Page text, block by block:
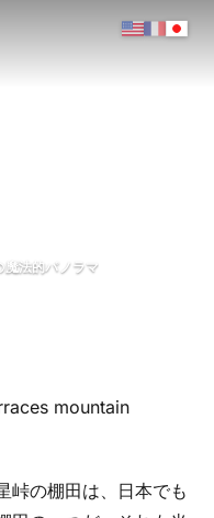
魔法的パノラマ
峠の棚田は、日本でも